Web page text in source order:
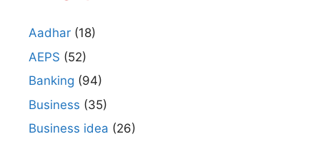
Aadhar (18)
AEPS (52)
Banking (94)
Business (35)
Business idea (26)